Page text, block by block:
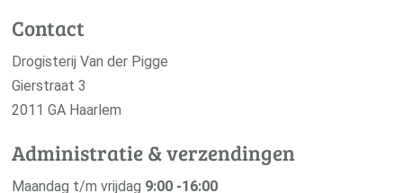
Contact
Drogisterij Van der Pigge
Gierstraat 3
2011 GA Haarlem
Administratie & verzendingen
Maandag t/m vrijdag 9:00 -16:00